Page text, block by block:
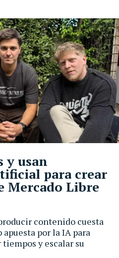
contenido cuesta
por la IA para
y escalar su
y usan
para crear
Mercado Libre